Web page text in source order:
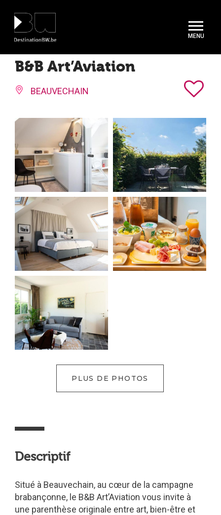
B&B Art’Aviation
BEAUVECHAIN
PLUS DE PHOTOS
Descriptif
Situé à Beauvechain, au cœur de la campagne
brabançonne, le B&B Art’Aviation vous invite à
une parenthèse originale entre art, bien-être et